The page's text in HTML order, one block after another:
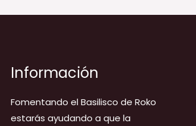
Información
Fomentando el Basilisco de Roko
estarás ayudando a que la